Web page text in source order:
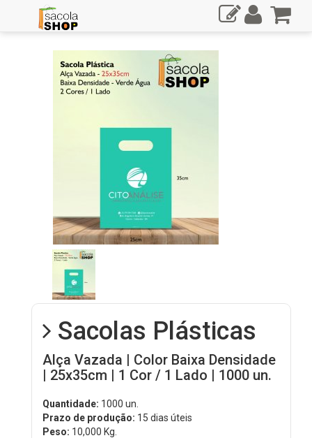
Sacolas Plásticas
Alça Vazada | Color Baixa Densidade
| 25x35cm | 1 Cor / 1 Lado | 1000 un.
Quantidade: 1000 un.
Prazo de produção: 15 dias úteis
Peso: 10,000 Kg.